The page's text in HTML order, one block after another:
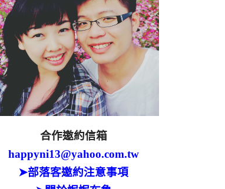
合作邀約信箱
happyni13@yahoo.com.tw
➤部落客邀約注意事項